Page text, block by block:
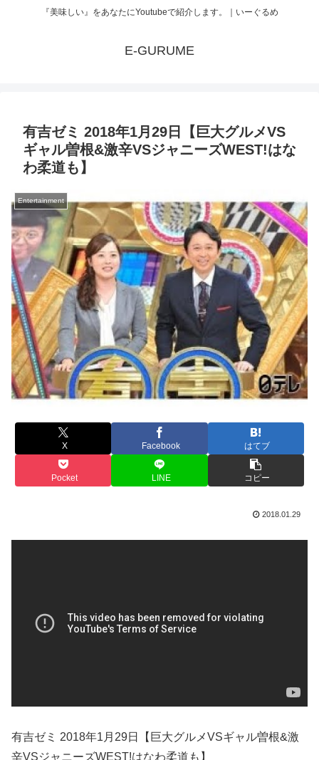
『美味しい』をあなたにYoutubeで紹介します。｜いーぐるめ
E-GURUME
有吉ゼミ 2018年1月29日【巨大グルメVS
ギャル曽根&激辛VSジャニーズWEST!はな
わ柔道も】
Entertainment
X Facebook はてブ
Pocket LINE コピー
2018.01.29
有吉ゼミ 2018年1月29日【巨大グルメVSギャル曽根&激
辛VSジャニーズWEST!はなわ柔道も】